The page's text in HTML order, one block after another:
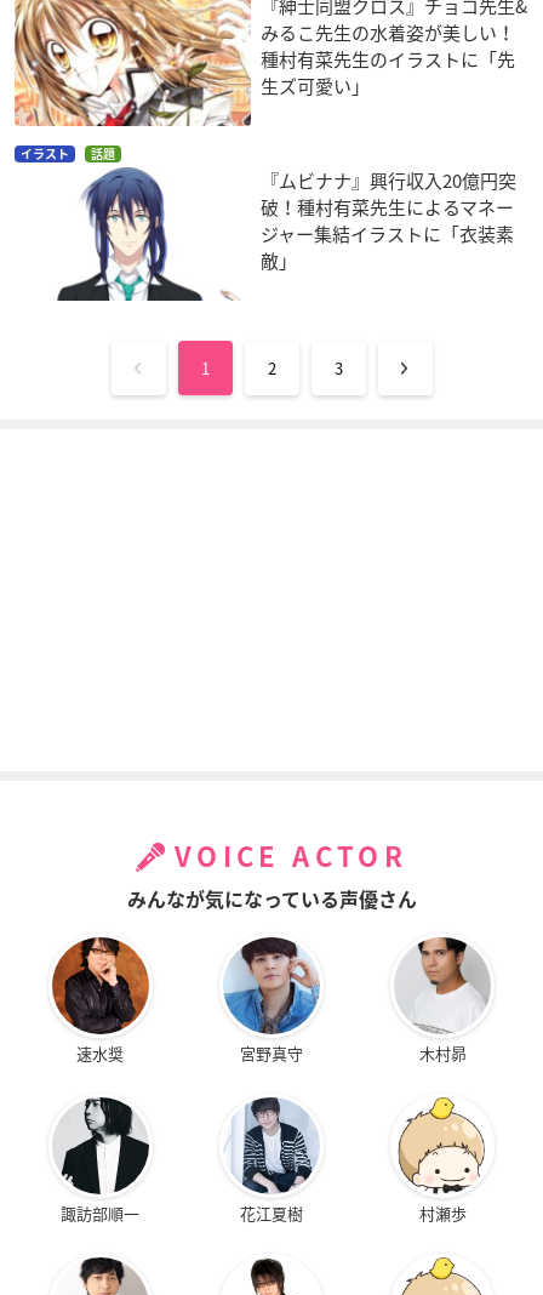
『紳士同盟クロス』チョコ先生&
みるこ先生の水着姿が美しい！
種村有菜先生のイラストに「先
生ズ可愛い」
イラスト 話題
『ムビナナ』興行収入20億円突
破！種村有菜先生によるマネー
ジャー集結イラストに「衣装素
敵」
1 2 3
VOICE ACTOR
みんなが気になっている声優さん
速水奨 宮野真守 木村昴
諏訪部順一 花江夏樹 村瀬歩